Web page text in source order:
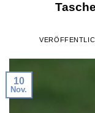
10
Nov.